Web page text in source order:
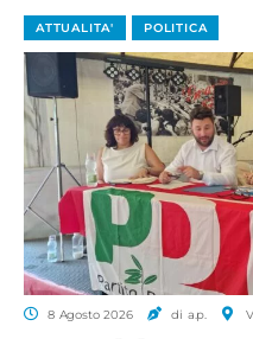
ATTUALITA' POLITICA
8 Agosto 2026 di a.p.